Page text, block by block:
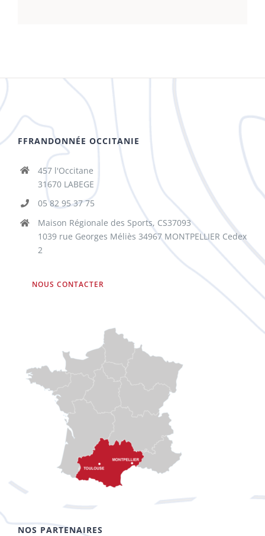
FFRANDONNÉE OCCITANIE
457 l'Occitane
31670 LABEGE
05 82 95 37 75
Maison Régionale des Sports, CS37093
1039 rue Georges Méliès 34967 MONTPELLIER Cedex
2
NOUS CONTACTER
NOS PARTENAIRES